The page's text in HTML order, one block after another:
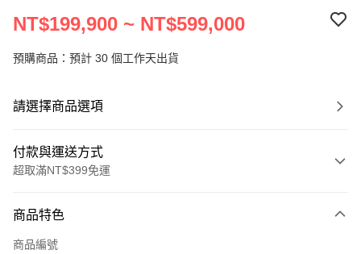
NT$199,900 ~ NT$599,000
預購商品：預計 30 個工作天出貨
請選擇商品選項
付款與運送方式
超取滿NT$399免運
信用卡一次付款
商品特色
商品編號